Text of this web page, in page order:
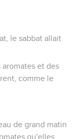
le sabbat allait
et des
comme le
de grand matin
qu'elles